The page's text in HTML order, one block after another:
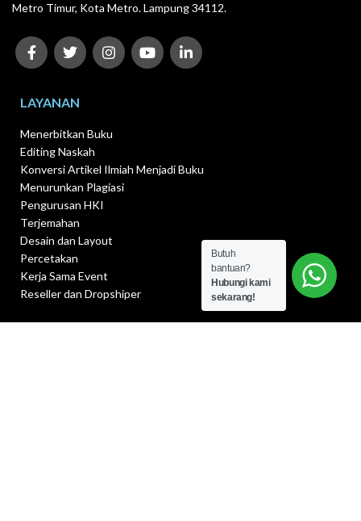
Metro Timur, Kota Metro. Lampung 34112.
LAYANAN
Menerbitkan Buku
Editing Naskah
Konversi Artikel Ilmiah Menjadi Buku
Menurunkan Plagiasi
Pengurusan HKI
Terjemahan
Desain dan Layout
Percetakan
Kerja Sama Event
Reseller dan Dropshiper
Butuh
bantuan?
Hubungi kami
sekarang!